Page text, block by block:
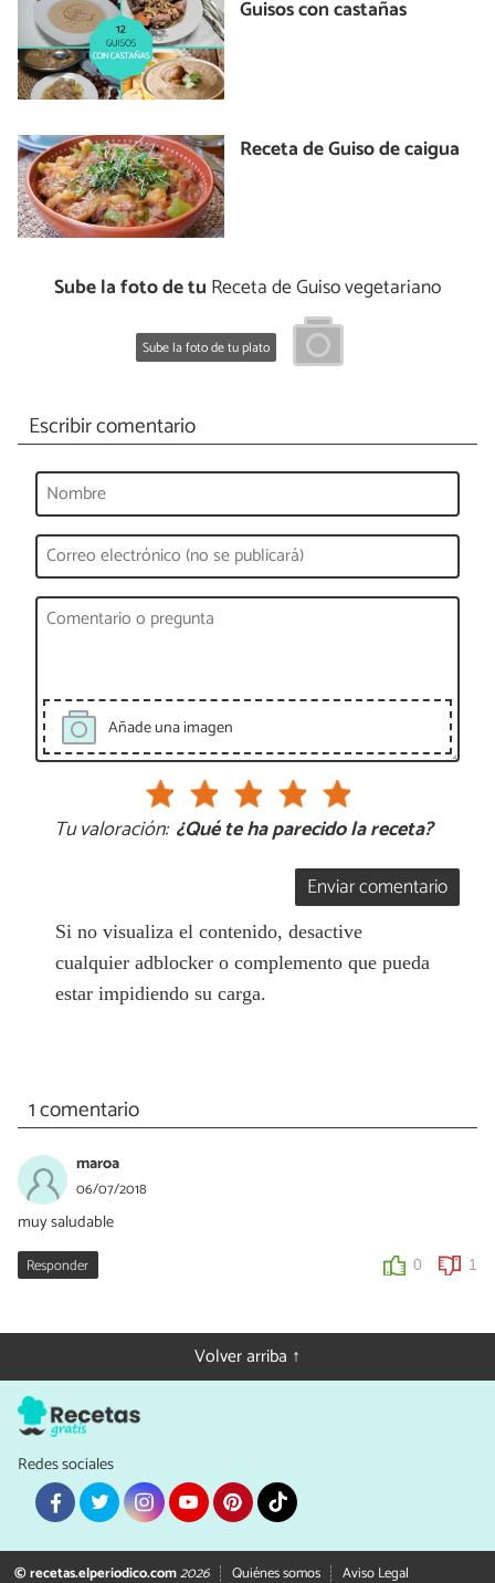
Guisos con castañas
Receta de Guiso de caigua
Sube la foto de tu Receta de Guiso vegetariano
Sube la foto de tu plato
Escribir comentario
Añade una imagen
Tu valoración: ¿Qué te ha parecido la receta?
Enviar comentario
Si no visualiza el contenido, desactive
cualquier adblocker o complemento que pueda
estar impidiendo su carga.
1 comentario
maroa
06/07/2018
muy saludable
Responder 0 1
Volver arriba ↑
Redes sociales
© recetas.elperiodico.com2026 Quiénes somos Aviso Legal